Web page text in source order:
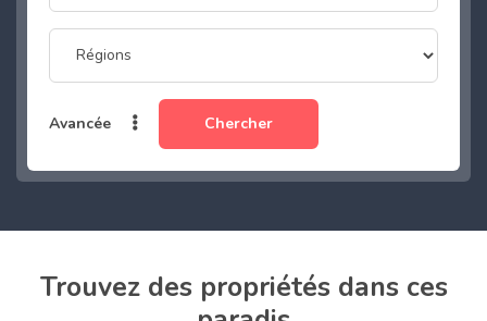
Avancée Chercher
Trouvez des propriétés dans ces